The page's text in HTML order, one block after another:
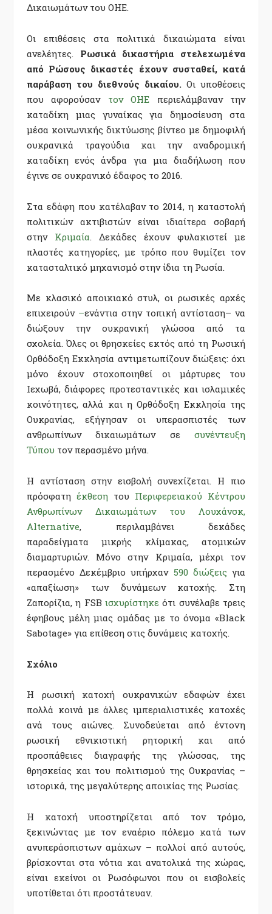
Δικαιωμάτων του ΟΗΕ.
Οι επιθέσεις στα πολιτικά δικαιώματα είναι
ανελέητες. Ρωσικά δικαστήρια στελεχωμένα
από Ρώσους δικαστές έχουν συσταθεί, κατά
παράβαση του διεθνούς δικαίου. Οι υποθέσεις
που αφορούσαν τον ΟΗΕ περιελάμβαναν την
καταδίκη μιας γυναίκας για δημοσίευση στα
μέσα κοινωνικής δικτύωσης βίντεο με δημοφιλή
ουκρανικά τραγούδια και την αναδρομική
καταδίκη ενός άνδρα για μια διαδήλωση που
έγινε σε ουκρανικό έδαφος το 2016.
Στα εδάφη που κατέλαβαν το 2014, η καταστολή
πολιτικών ακτιβιστών είναι ιδιαίτερα σοβαρή
στην Κριμαία . Δεκάδες έχουν φυλακιστεί με
πλαστές κατηγορίες, με τρόπο που θυμίζει τον
κατασταλτικό μηχανισμό στην ίδια τη Ρωσία.
Με κλασικό αποικιακό στυλ, οι ρωσικές αρχές
επιχειρούν –ενάντια στην τοπική αντίσταση– να
διώξουν την ουκρανική γλώσσα από τα
σχολεία. Όλες οι θρησκείες εκτός από τη Ρωσική
Ορθόδοξη Εκκλησία αντιμετωπίζουν διώξεις: όχι
μόνο έχουν στοχοποιηθεί οι μάρτυρες του
Ιεχωβά, διάφορες προτεσταντικές και ισλαμικές
κοινότητες, αλλά και η Ορθόδοξη Εκκλησία της
Ουκρανίας, εξήγησαν οι υπερασπιστές των
ανθρωπίνων δικαιωμάτων σε συνέντευξη
Τύπου τον περασμένο μήνα.
Η αντίσταση στην εισβολή συνεχίζεται. Η πιο
πρόσφατη έκθεση του Περιφερειακού Κέντρου
Ανθρωπίνων Δικαιωμάτων του Λουχάνσκ,
Alternative, περιλαμβάνει δεκάδες
παραδείγματα μικρής κλίμακας, ατομικών
διαμαρτυριών. Μόνο στην Κριμαία, μέχρι τον
περασμένο Δεκέμβριο υπήρχαν 590 διώξεις για
«απαξίωση» των δυνάμεων κατοχής. Στη
Ζαπορίζια, η FSB ισχυρίστηκε ότι συνέλαβε τρεις
έφηβους μέλη μιας ομάδας με το όνομα «Black
Sabotage» για επίθεση στις δυνάμεις κατοχής.
Σχόλιο
Η ρωσική κατοχή ουκρανικών εδαφών έχει
πολλά κοινά με άλλες ιμπεριαλιστικές κατοχές
ανά τους αιώνες. Συνοδεύεται από έντονη
ρωσική εθνικιστική ρητορική και από
προσπάθειες διαγραφής της γλώσσας, της
θρησκείας και του πολιτισμού της Ουκρανίας –
ιστορικά, της μεγαλύτερης αποικίας της Ρωσίας.
Η κατοχή υποστηρίζεται από τον τρόμο,
ξεκινώντας με τον εναέριο πόλεμο κατά των
ανυπεράσπιστων αμάχων – πολλοί από αυτούς,
βρίσκονται στα νότια και ανατολικά της χώρας,
είναι εκείνοι οι Ρωσόφωνοι που οι εισβολείς
υποτίθεται ότι προστάτευαν.